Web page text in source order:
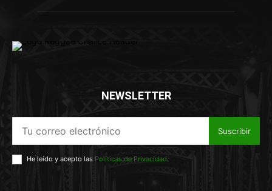
NEWSLETTER
Suscribir
He leído y acepto las Políticas de Privacidad.